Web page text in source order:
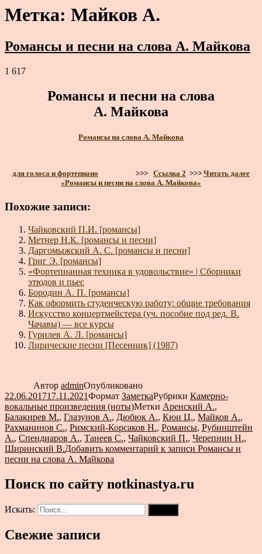
Метка: Майков А.
Романсы и песни на слова А. Майкова
1 617
Романсы и песни на слова
А. Майкова
Романсы на слова А. Майкова
для голоса и фортепиано >>> Ссылка 2 >>> Читать далее
«Романсы и песни на слова А. Майкова»
Похожие записи:
Чайковский П.И. [романсы]
Метнер Н.К. [романсы и песни]
Даргомыжский А. С. [романсы и песни]
Григ Э. [романсы]
«Фортепианная техника в удовольствие» | Сборники
этюдов и пьес
Бородин А. П. [романсы]
Как оформить студенческую работу: общие требования
Искусство концертмейстера (уч. пособие под ред. В.
Чачавы) — все курсы
Гурилев А. Л. [романсы]
Лирические песни [Песенник] (1987)
Автор adminОпубликовано
22.06.201717.11.2021Формат ЗаметкаРубрики Камерно-
вокальные произведения (ноты)Метки Аренский А.,
Балакирев М., Глазунов А., Дюбюк А., Кюи Ц., Майков А.,
Рахманинов С., Римский-Корсаков Н., Романсы, Рубинштейн
А., Спендиаров А., Танеев С., Чайковский П., Черепнин Н.,
Ширинский В.Добавить комментарий к записи Романсы и
песни на слова А. Майкова
Поиск по сайту notkinastya.ru
Искать:
Свежие записи